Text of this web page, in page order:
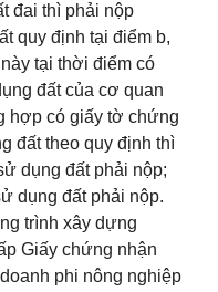
đai thì phải nộp
quy định tại điểm b,
tại thời điểm có
đất của cơ quan
hợp có giấy tờ chứng
đất theo quy định thì
dụng đất phải nộp;
dụng đất phải nộp.
trình xây dựng
Giấy chứng nhận
phi nông nghiệp